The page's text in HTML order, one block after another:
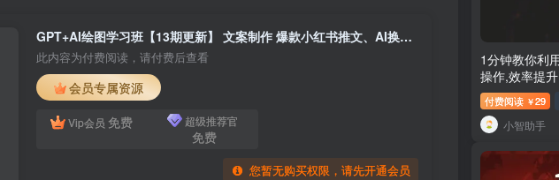
GPT+AI绘图学习班【13期更新】 文案制作 爆款小红书推文、AI换脸、客服话术
此内容为付费阅读，请付费后查看
会员专属资源
Vip会员 免费 超级推荐官
免费
您暂无购买权限，请先开通会员
1分钟教你利
操作,效率提升
付费阅读 ￥29
小智助手